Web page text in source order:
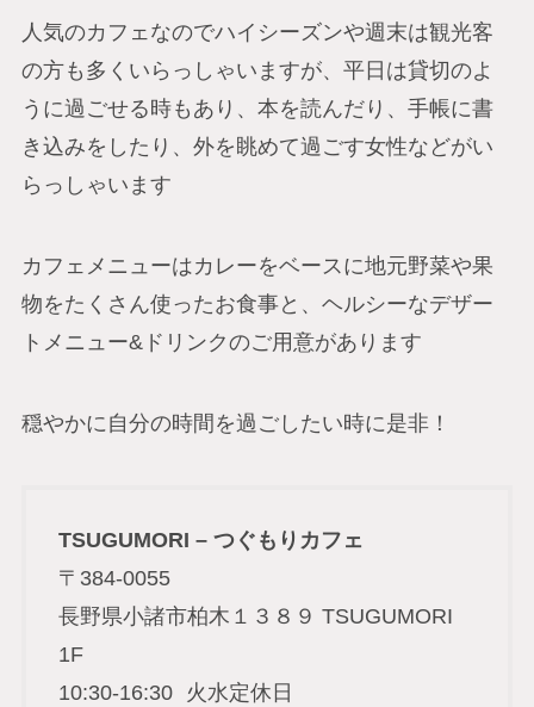
人気のカフェなのでハイシーズンや週末は観光客
の方も多くいらっしゃいますが、平日は貸切のよ
うに過ごせる時もあり、本を読んだり、手帳に書
き込みをしたり、外を眺めて過ごす女性などがい
らっしゃいます
カフェメニューはカレーをベースに地元野菜や果
物をたくさん使ったお食事と、ヘルシーなデザー
トメニュー&ドリンクのご用意があります
穏やかに自分の時間を過ごしたい時に是非！
TSUGUMORI – つぐもりカフェ
〒384-0055
長野県小諸市柏木１３８９ TSUGUMORI
1F
10:30-16:30 火水定休日